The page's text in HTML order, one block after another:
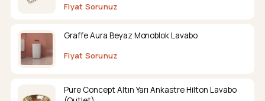
Fiyat Sorunuz
Graffe Aura Beyaz Monoblok Lavabo
Fiyat Sorunuz
Pure Concept Altın Yarı Ankastre Hilton Lavabo